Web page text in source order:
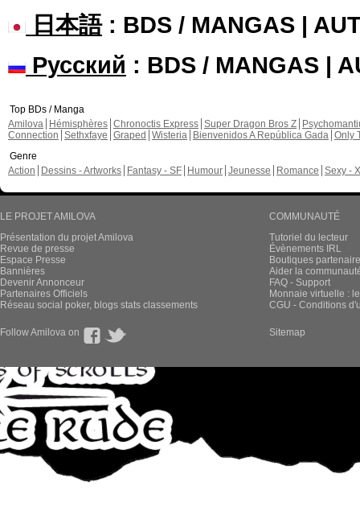
日本語: BDS / MANGAS |
Русский : BDS / MANGAS |
Top BDs / Manga
Amilova
Hémisphères Chronoctis Express Super Dragon Bros Z
Connection Sethxfaye Graped Wisteria Bienvenidos A República Gada Only
Genre
Action
Dessins - Artworks Fantasy - SF Humour Jeunesse Romance Sexy -
LE PROJET AMILOVA
Présentation du projet Amilova
Revue de presse
Espace Presse
Bannières
Devenir Annonceur
Partenaires Officiels
Réseau social poker, blogs stats classements
COMMUNAUTÉ
Tutoriel du lecteur
Évènements IRL
Boutiques
Aider la
FAQ - Support
Monnaie virtuelle :
CGU - Conditions
Follow Amilova on Sitemap